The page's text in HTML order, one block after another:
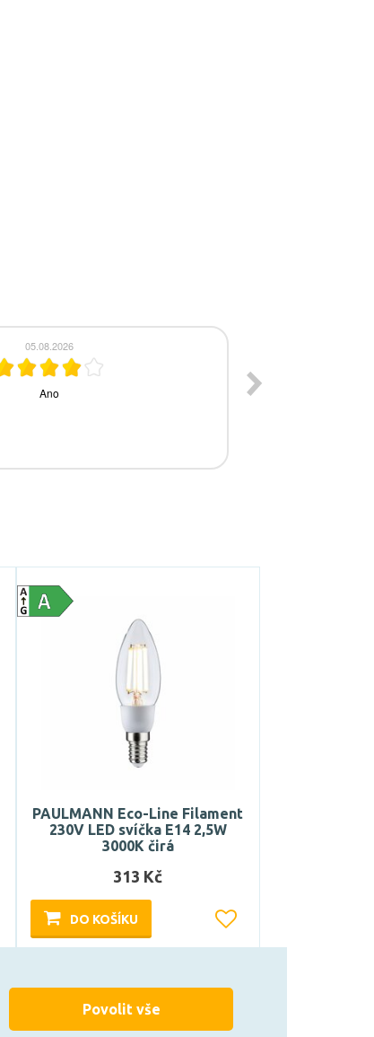
PAULMANN Eco-Line Filament
230V LED svíčka E14 2,5W
3000K čirá
313 Kč
DO KOŠÍKU
Povolit vše